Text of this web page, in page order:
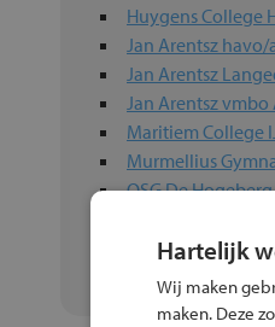
Huygens College
Jan Arentsz
Jan Arentsz
Jan Arentsz
Maritiem College
Murmellius
OSG De Hogeberg
Praktijkschool
Hartelijk
Wij maken
maken. Deze